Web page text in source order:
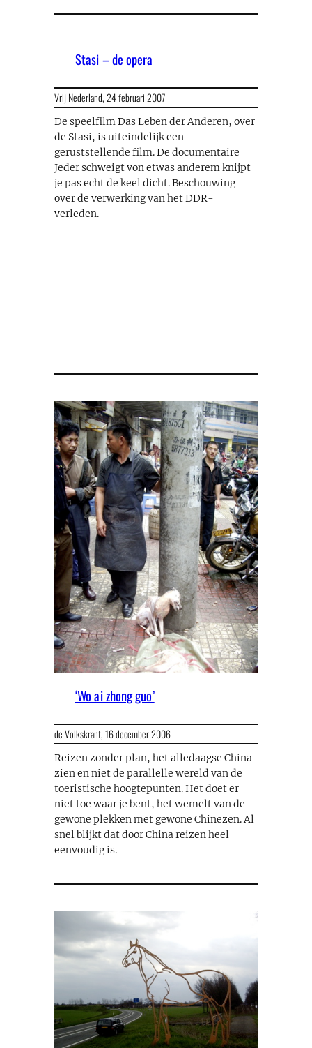
Stasi – de opera
Vrij Nederland,24 februari 2007
De speelfilm Das Leben der Anderen, over
de Stasi, is uiteindelijk een
geruststellende film. De documentaire
Jeder schweigt von etwas anderem knijpt
je pas echt de keel dicht. Beschouwing
over de verwerking van het DDR-
verleden.
‘Wo ai zhong guo’
de Volkskrant,16 december 2006
Reizen zonder plan, het alledaagse China
zien en niet de parallelle wereld van de
toeristische hoogtepunten. Het doet er
niet toe waar je bent, het wemelt van de
gewone plekken met gewone Chinezen. Al
snel blijkt dat door China reizen heel
eenvoudig is.